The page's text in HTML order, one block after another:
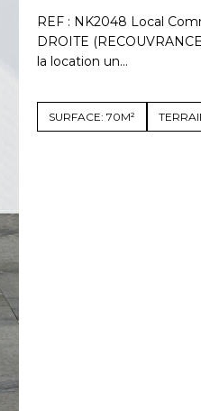
REF : NK2048 Local
DROITE
la location un...
SURFACE: 70M²